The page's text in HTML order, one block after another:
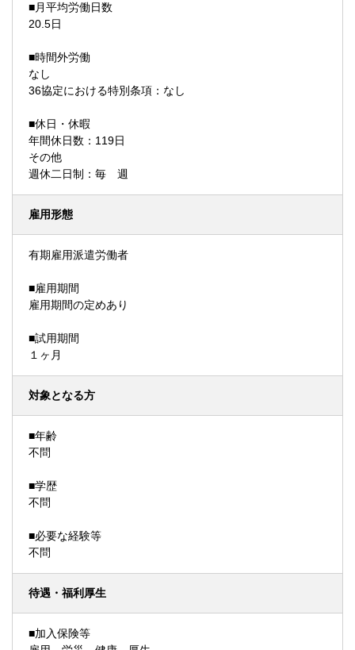
■月平均労働日数
20.5日
■時間外労働
なし
36協定における特別条項：なし
■休日・休暇
年間休日数：119日
その他
週休二日制：毎 週
雇用形態
有期雇用派遣労働者
■雇用期間
雇用期間の定めあり
■試用期間
１ヶ月
対象となる方
■年齢
不問
■学歴
不問
■必要な経験等
不問
待遇・福利厚生
■加入保険等